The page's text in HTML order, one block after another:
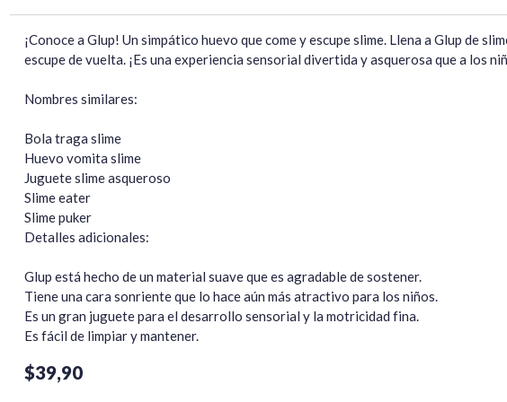
¡Conoce a Glup! Un simpático huevo que come y escupe slime. Llena a Glup de
escupe de vuelta. ¡Es una experiencia sensorial divertida y asquerosa que a los
Nombres similares:
Bola traga slime
Huevo vomita slime
Juguete slime asqueroso
Slime eater
Slime puker
Detalles adicionales:
Glup está hecho de un material suave que es agradable de sostener.
Tiene una cara sonriente que lo hace aún más atractivo para los niños.
Es un gran juguete para el desarrollo sensorial y la motricidad fina.
Es fácil de limpiar y mantener.
$39,90